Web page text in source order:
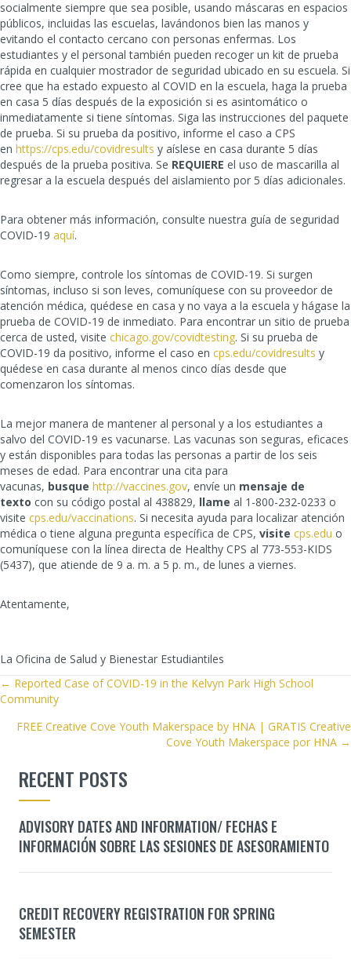
socialmente siempre que sea posible, usando máscaras en espacios
públicos, incluidas las escuelas, lavándonos bien las manos y
evitando el contacto cercano con personas enfermas. Los
estudiantes y el personal también pueden recoger un kit de prueba
rápida en cualquier mostrador de seguridad ubicado en su escuela. Si
cree que ha estado expuesto al COVID en la escuela, haga la prueba
en casa 5 días después de la exposición si es asintomático o
inmediatamente si tiene síntomas. Siga las instrucciones del paquete
de prueba. Si su prueba da positivo, informe el caso a CPS
en https://cps.edu/covidresults y aíslese en casa durante 5 días
después de la prueba positiva. Se REQUIERE el uso de mascarilla al
regresar a la escuela después del aislamiento por 5 días adicionales.
Para obtener más información, consulte nuestra guía de seguridad
COVID-19 aquí.
Como siempre, controle los síntomas de COVID-19. Si surgen
síntomas, incluso si son leves, comuníquese con su proveedor de
atención médica, quédese en casa y no vaya a la escuela y hágase la
prueba de COVID-19 de inmediato. Para encontrar un sitio de prueba
cerca de usted, visite chicago.gov/covidtesting. Si su prueba de
COVID-19 da positivo, informe el caso en cps.edu/covidresults y
quédese en casa durante al menos cinco días desde que
comenzaron los síntomas.
La mejor manera de mantener al personal y a los estudiantes a
salvo del COVID-19 es vacunarse. Las vacunas son seguras, eficaces
y están disponibles para todas las personas a partir de los seis
meses de edad. Para encontrar una cita para
vacunas, busque http://vaccines.gov, envíe un mensaje de
texto con su código postal al 438829, llame al 1-800-232-0233 o
visite cps.edu/vaccinations. Si necesita ayuda para localizar atención
médica o tiene alguna pregunta específica de CPS, visite cps.edu o
comuníquese con la línea directa de Healthy CPS al 773-553-KIDS
(5437), que atiende de 9 a. m. a 5 p. m., de lunes a viernes.
Atentamente,
La Oficina de Salud y Bienestar Estudiantiles
POSTS
NAVIGATION
← Reported Case of COVID-19 in the Kelvyn Park High School
Community
FREE Creative Cove Youth Makerspace by HNA | GRATIS Creative
Cove Youth Makerspace por HNA →
RECENT POSTS
ADVISORY DATES AND INFORMATION/ FECHAS E
INFORMACIÓN SOBRE LAS SESIONES DE ASESORAMIENTO
CREDIT RECOVERY REGISTRATION FOR SPRING
SEMESTER